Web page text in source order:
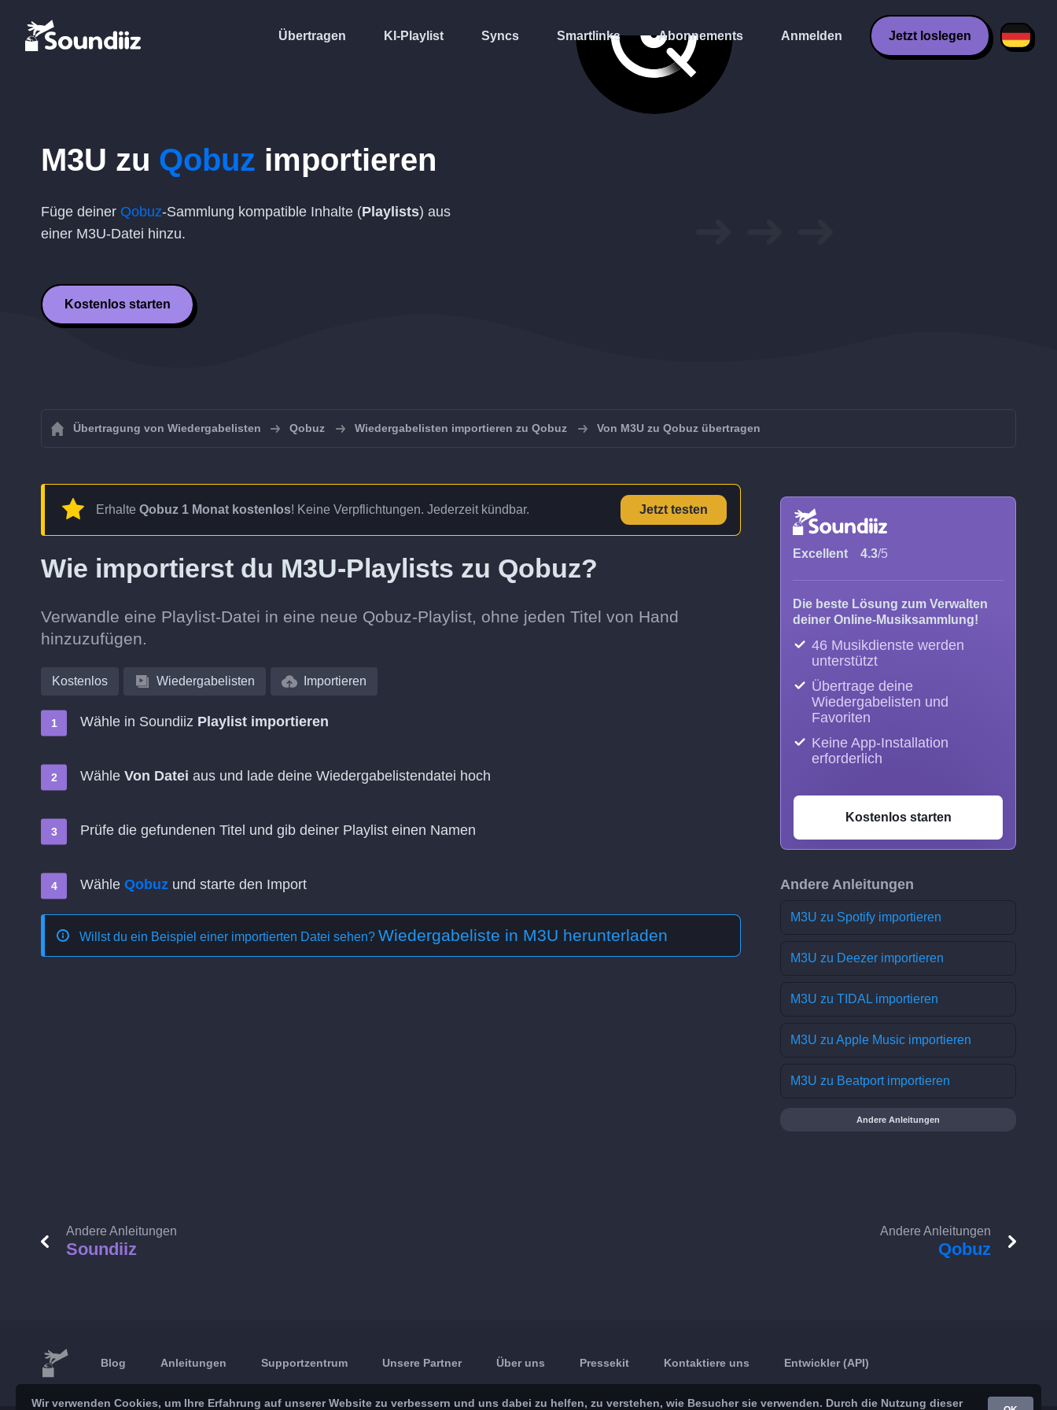
Übertragen KI-Playlist Syncs Smartlinks Abonnements Anmelden Jetzt loslegen
M3U zu Qobuz importieren
Füge deiner Qobuz-Sammlung kompatible Inhalte (Playlists) aus
einer M3U-Datei hinzu.
Kostenlos starten
Übertragung von Wiedergabelisten Qobuz Wiedergabelisten importieren zu Qobuz Von M3U zu Qobuz übertragen
Erhalte Qobuz 1 Monat kostenlos! Keine Verpflichtungen. Jederzeit kündbar. Jetzt testen
Wie importierst du M3U-Playlists zu Qobuz?
Verwandle eine Playlist-Datei in eine neue Qobuz-Playlist, ohne jeden Titel von Hand
hinzuzufügen.
Kostenlos Wiedergabelisten Importieren
Wähle in Soundiiz Playlist importieren
Wähle Von Datei aus und lade deine Wiedergabelistendatei hoch
Prüfe die gefundenen Titel und gib deiner Playlist einen Namen
Wähle Qobuz und starte den Import
Willst du ein Beispiel einer importierten Datei sehen? Wiedergabeliste in M3U herunterladen
Excellent 4.3/5
Die beste Lösung zum Verwalten
deiner Online-Musiksammlung!
46 Musikdienste werden
unterstützt
Übertrage deine
Wiedergabelisten und
Favoriten
Keine App-Installation
erforderlich
Kostenlos starten
Andere Anleitungen
M3U zu Spotify importieren
M3U zu Deezer importieren
M3U zu TIDAL importieren
M3U zu Apple Music importieren
M3U zu Beatport importieren
Andere Anleitungen
Andere Anleitungen
Soundiiz
Andere Anleitungen
Qobuz
Blog Anleitungen Supportzentrum Unsere Partner Über uns Pressekit Kontaktiere uns Entwickler (API)
Wir verwenden Cookies, um Ihre Erfahrung auf unserer Website zu verbessern und uns dabei zu helfen, zu verstehen, wie Besucher sie verwenden. Durch die Nutzung dieser